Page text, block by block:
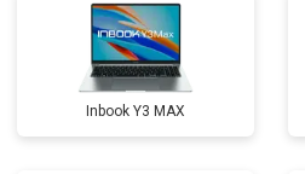
Замена северного моста
Ремонт петель
Inbook Y3 MAX